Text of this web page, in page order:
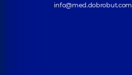
info@med.dobrobut.com